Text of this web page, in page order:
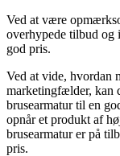
Ved at være
overhypede tilbud og
god pris.
Ved at vide, hvordan
marketingfælder, kan
brusearmatur til en
opnår et produkt af
brusearmatur er på
pris.